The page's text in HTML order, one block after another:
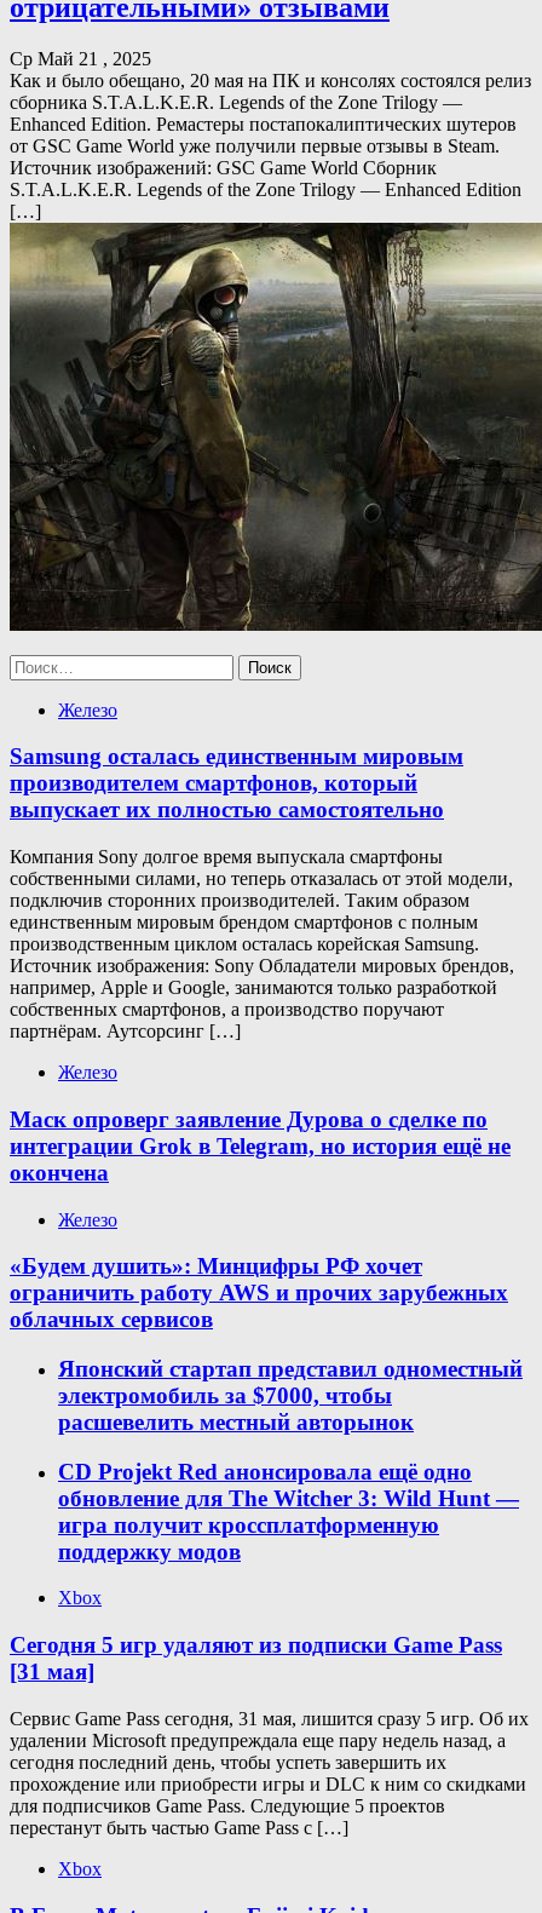
отрицательными» отзывами
Ср Май 21 , 2025
Как и было обещано, 20 мая на ПК и консолях состоялся релиз
сборника S.T.A.L.K.E.R. Legends of the Zone Trilogy —
Enhanced Edition. Ремастеры постапокалиптических шутеров
от GSC Game World уже получили первые отзывы в Steam.
Источник изображений: GSC Game World Сборник
S.T.A.L.K.E.R. Legends of the Zone Trilogy — Enhanced Edition
[…]
Найти:
Железо
Samsung осталась единственным мировым
производителем смартфонов, который
выпускает их полностью самостоятельно
Компания Sony долгое время выпускала смартфоны
собственными силами, но теперь отказалась от этой модели,
подключив сторонних производителей. Таким образом
единственным мировым брендом смартфонов с полным
производственным циклом осталась корейская Samsung.
Источник изображения: Sony Обладатели мировых брендов,
например, Apple и Google, занимаются только разработкой
собственных смартфонов, а производство поручают
партнёрам. Аутсорсинг […]
Железо
Маск опроверг заявление Дурова о сделке по
интеграции Grok в Telegram, но история ещё не
окончена
Железо
«Будем душить»: Минцифры РФ хочет
ограничить работу AWS и прочих зарубежных
облачных сервисов
Японский стартап представил одноместный
электромобиль за $7000, чтобы
расшевелить местный авторынок
CD Projekt Red анонсировала ещё одно
обновление для The Witcher 3: Wild Hunt —
игра получит кроссплатформенную
поддержку модов
Xbox
Сегодня 5 игр удаляют из подписки Game Pass
[31 мая]
Сервис Game Pass сегодня, 31 мая, лишится сразу 5 игр. Об их
удалении Microsoft предупреждала еще пару недель назад, а
сегодня последний день, чтобы успеть завершить их
прохождение или приобрести игры и DLC к ним со скидками
для подписчиков Game Pass. Следующие 5 проектов
перестанут быть частью Game Pass с […]
Xbox